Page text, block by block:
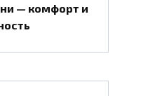
— комфорт и